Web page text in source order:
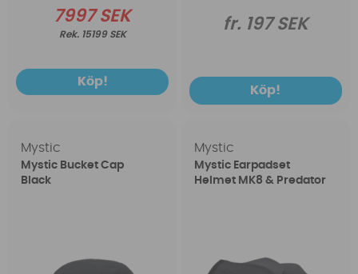
7997 SEK
15199 SEK
Köp!
fr. 197 SEK
Köp!
Mystic
Mystic Bucket Cap
Black
Mystic
Mystic Earpadset
Helmet MK8 & Predator